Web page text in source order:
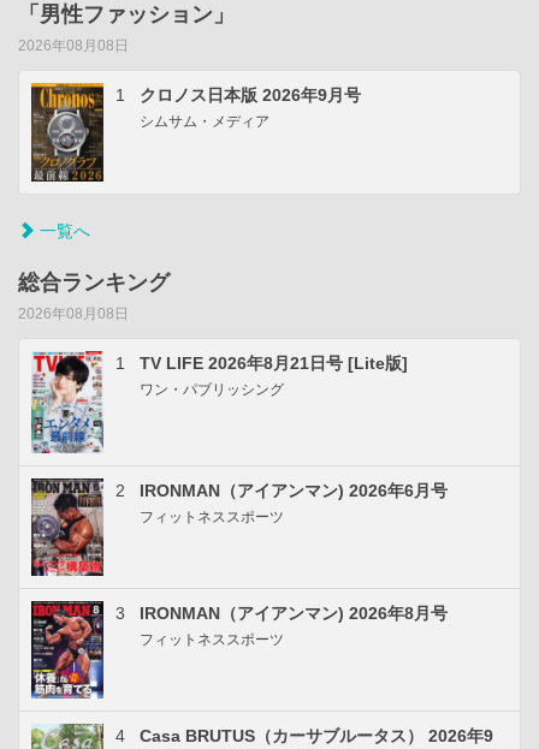
「男性ファッション」
2026年08月08日
1 クロノス日本版 2026年9月号
シムサム・メディア
一覧へ
総合ランキング
2026年08月08日
1 TV LIFE 2026年8月21日号 [Lite版]
ワン・パブリッシング
2 IRONMAN（アイアンマン) 2026年6月号
フィットネススポーツ
3 IRONMAN（アイアンマン) 2026年8月号
フィットネススポーツ
4
Casa BRUTUS（カーサブルータス） 2026年9